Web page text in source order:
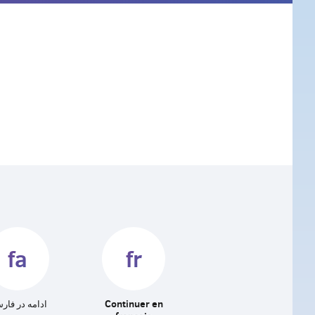
fa
ادامه در
fr
Continuer en